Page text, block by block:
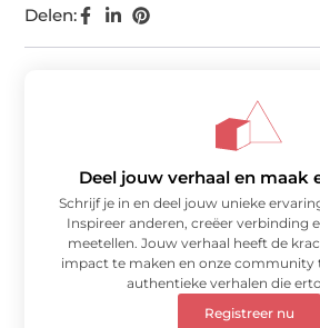
Delen:
Deel jouw verhaal en maak
Schrijf je in en deel jouw unieke
Inspireer anderen, creëer verbinding
meetellen. Jouw verhaal heeft de
impact te maken en onze community
authentieke verhalen die
Registreer nu